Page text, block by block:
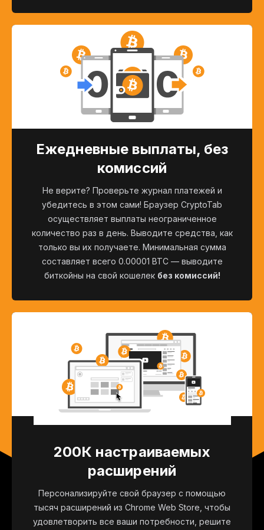
Ежедневные выплаты, без
комиссий
Не верите? Проверьте журнал платежей и
убедитесь в этом сами! Браузер CryptoTab
осуществляет выплаты неограниченное
количество раз в день. Выводите средства, как
только вы их получаете. Минимальная сумма
составляет всего 0.00001 BTC — выводите
биткойны на свой кошелек без комиссий!
200К настраиваемых
расширений
Персонализируйте свой браузер с помощью
тысяч расширений из Chrome Web Store, чтобы
удовлетворить все ваши потребности, решите